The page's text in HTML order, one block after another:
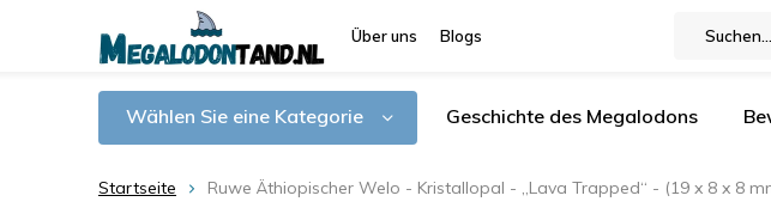
Über uns Blogs
Wählen Sie eine Kategorie Geschichte des Megalodons
Startseite Ruwe Äthiopischer Welo - Kristallopal - „Lava Trapped“ - (19 x 8 x 8